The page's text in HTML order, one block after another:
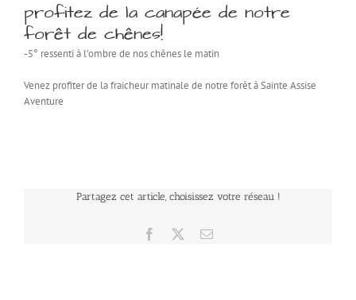
profitez de la canapée de notre
forêt de chênes!
-5° ressenti à l’ombre de nos chênes le matin
Venez profiter de la fraicheur matinale de notre forêt à Sainte Assise
Aventure
Partagez cet article, choisissez votre réseau !
Facebook Email